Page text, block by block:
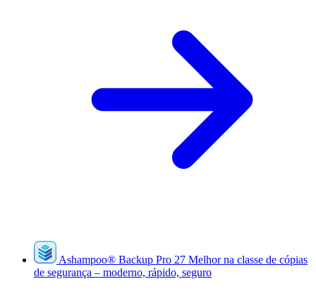
Ashampoo® Backup Pro 27 Melhor na classe de cópias
de segurança – moderno, rápido, seguro